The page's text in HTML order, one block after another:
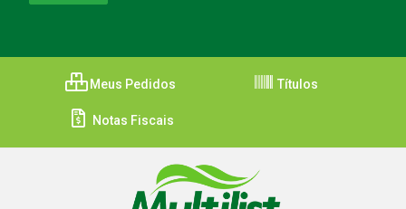
Meus Pedidos Títulos
Notas Fiscais